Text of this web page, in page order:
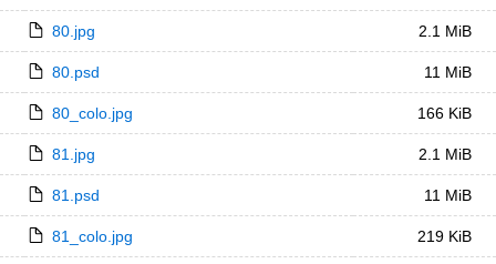
80.jpg 2.1 MiB
80.psd 11 MiB
80_colo.jpg 166 KiB
81.jpg 2.1 MiB
81.psd 11 MiB
81_colo.jpg 219 KiB